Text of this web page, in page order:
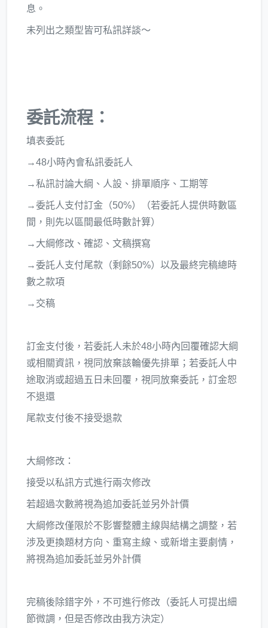
息。
未列出之類型皆可私訊詳談～
委託流程：
填表委託
→48小時內會私訊委託人
→私訊討論大綱、人設、排單順序、工期等
→委託人支付訂金（50%）（若委託人提供時數區
間，則先以區間最低時數計算）
→大綱修改、確認、文稿撰寫
→委託人支付尾款（剩餘50%）以及最終完稿總時
數之款項
→交稿
訂金支付後，若委託人未於48小時內回覆確認大綱
或相關資訊，視同放棄該輪優先排單；若委託人中
途取消或超過五日未回覆，視同放棄委託，訂金恕
不退還
尾款支付後不接受退款
大綱修改：
接受以私訊方式進行兩次修改
若超過次數將視為追加委託並另外計價
大綱修改僅限於不影響整體主線與結構之調整，若
涉及更換題材方向、重寫主線、或新增主要劇情，
將視為追加委託並另外計價
完稿後除錯字外，不可進行修改（委託人可提出細
節微調，但是否修改由我方決定）